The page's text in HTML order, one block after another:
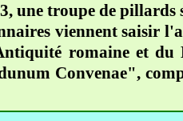
une troupe de
viennent saisir
romaine et du
Convenae",